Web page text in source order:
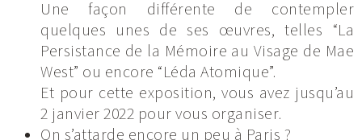
Une façon différente de contempler
quelques unes de ses œuvres, telles “La
Persistance de la Mémoire au Visage de Mae
West” ou encore “Léda Atomique”.
Et pour cette exposition, vous avez jusqu’au
2 janvier 2022 pour vous organiser.
On s’attarde encore un peu à Paris ?